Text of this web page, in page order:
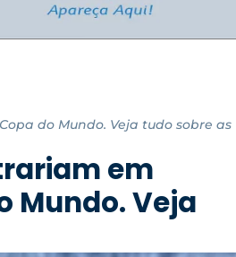
do Mundo. Veja tudo sobre as
em
Mundo. Veja